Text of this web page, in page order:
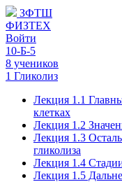
ЗФТШ
ФИЗТЕХ
Войти
10-Б-5
8 учеников
1 Гликолиз
Лекция 1.1
клетках
Лекция 1.2
Лекция 1.3
гликолиза
Лекция 1.4
Лекция 1.5